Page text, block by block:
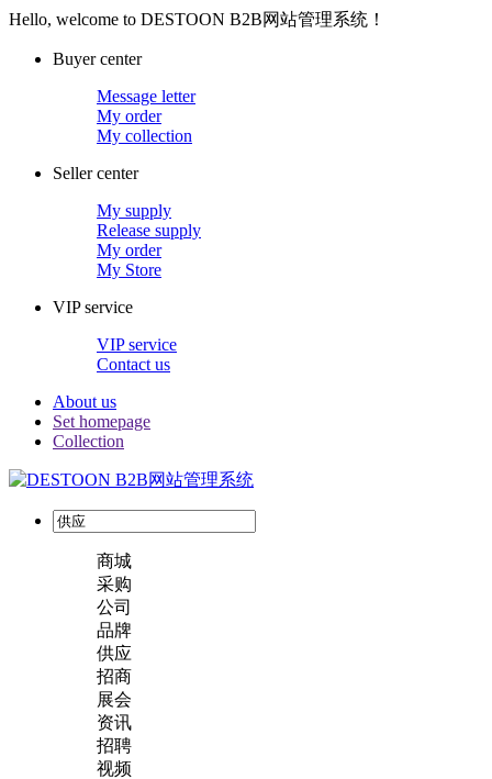
Hello, welcome to DESTOON B2B网站管理系统！
Buyer center
Message letter
My order
My collection
Seller center
My supply
Release supply
My order
My Store
VIP service
VIP service
Contact us
About us
Set homepage
Collection
商城
采购
公司
品牌
供应
招商
展会
资讯
招聘
视频